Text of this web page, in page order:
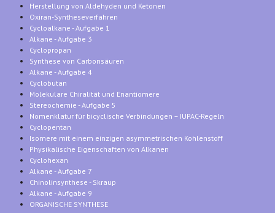
Herstellung von Aldehyden und Ketonen
Oxiran-Syntheseverfahren
Cycloalkane - Aufgabe 1
Alkane - Aufgabe 3
Cyclopropan
Synthese von Carbonsäuren
Alkane - Aufgabe 4
Cyclobutan
Molekulare Chiralität und Enantiomere
Stereochemie - Aufgabe 5
Nomenklatur für bicyclische Verbindungen – IUPAC-Regeln
Cyclopentan
Isomere mit einem einzigen asymmetrischen Kohlenstoff
Physikalische Eigenschaften von Alkanen
Cyclohexan
Alkane - Aufgabe 7
Chinolinsynthese - Skraup
Alkane - Aufgabe 9
ORGANISCHE SYNTHESE